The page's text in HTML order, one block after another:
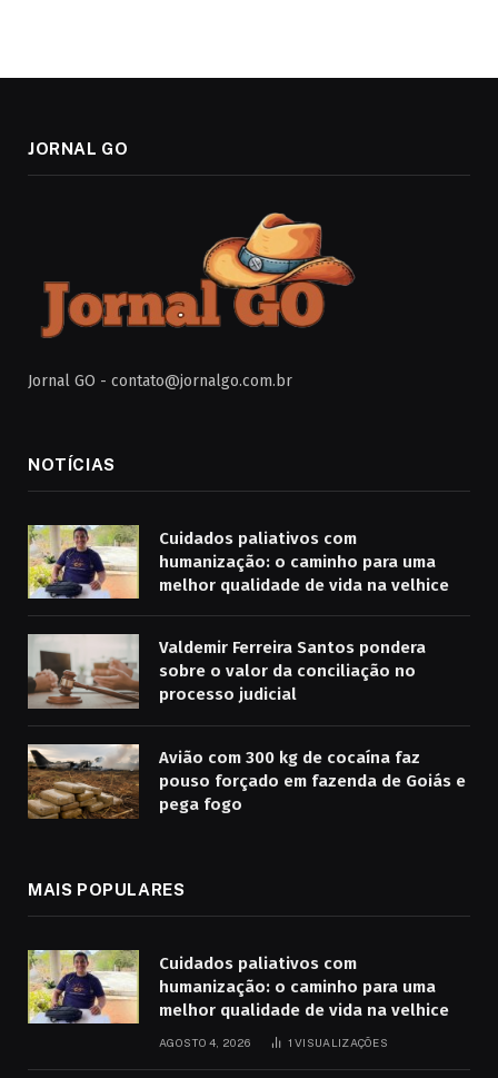
JORNAL GO
Jornal GO - contato@jornalgo.com.br
NOTÍCIAS
Cuidados paliativos com
humanização: o caminho para uma
melhor qualidade de vida na velhice
Valdemir Ferreira Santos pondera
sobre o valor da conciliação no
processo judicial
Avião com 300 kg de cocaína faz
pouso forçado em fazenda de Goiás e
pega fogo
MAIS POPULARES
Cuidados paliativos com
humanização: o caminho para uma
melhor qualidade de vida na velhice
AGOSTO 4, 2026 1VISUALIZAÇÕES